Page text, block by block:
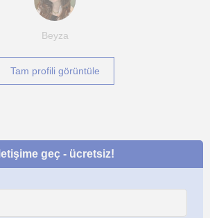
Beyza
Tam profili görüntüle
İletişime geç - ücretsiz!